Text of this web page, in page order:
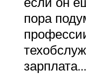
пора
зарплата…